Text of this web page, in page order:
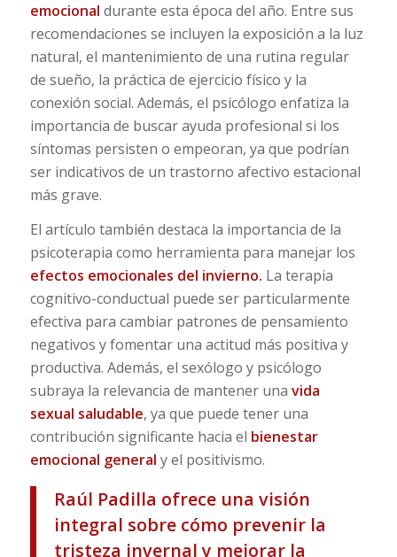
emocional durante esta época del año. Entre sus
recomendaciones se incluyen la exposición a la luz
natural, el mantenimiento de una rutina regular
de sueño, la práctica de ejercicio físico y la
conexión social. Además, el psicólogo enfatiza la
importancia de buscar ayuda profesional si los
síntomas persisten o empeoran, ya que podrían
ser indicativos de un trastorno afectivo estacional
más grave.
El artículo también destaca la importancia de la
psicoterapia como herramienta para manejar los
efectos emocionales del invierno. La terapia
cognitivo-conductual puede ser particularmente
efectiva para cambiar patrones de pensamiento
negativos y fomentar una actitud más positiva y
productiva. Además, el sexólogo y psicólogo
subraya la relevancia de mantener una vida
sexual saludable, ya que puede tener una
contribución significante hacia el bienestar
emocional general y el positivismo.
Raúl Padilla ofrece una visión
integral sobre cómo prevenir la
tristeza invernal y mejorar la